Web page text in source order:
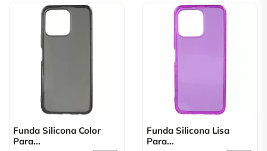
Funda Silicona Color
Para...
Funda Silicona Lisa
Para...